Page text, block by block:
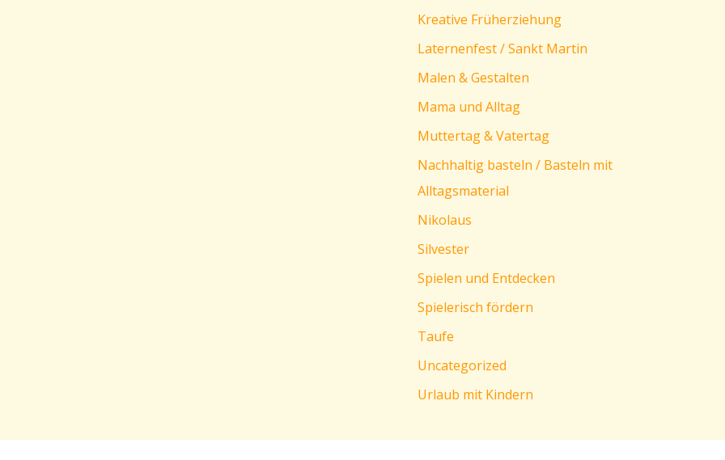
Kreative Früherziehung
Laternenfest / Sankt Martin
Malen & Gestalten
Mama und Alltag
Muttertag & Vatertag
Nachhaltig basteln / Basteln mit
Alltagsmaterial
Nikolaus
Silvester
Spielen und Entdecken
Spielerisch fördern
Taufe
Uncategorized
Urlaub mit Kindern